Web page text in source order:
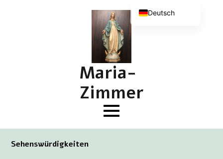
Maria-
Zimmer
Sehenswürdigkeiten
Deutsch